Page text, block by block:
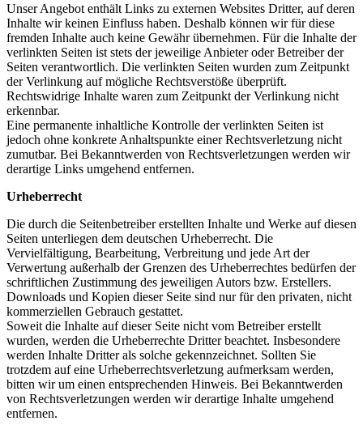
Unser Angebot enthält Links zu externen Websites Dritter, auf deren
Inhalte wir keinen Einfluss haben. Deshalb können wir für diese
fremden Inhalte auch keine Gewähr übernehmen. Für die Inhalte der
verlinkten Seiten ist stets der jeweilige Anbieter oder Betreiber der
Seiten verantwortlich. Die verlinkten Seiten wurden zum Zeitpunkt
der Verlinkung auf mögliche Rechtsverstöße überprüft.
Rechtswidrige Inhalte waren zum Zeitpunkt der Verlinkung nicht
erkennbar.
Eine permanente inhaltliche Kontrolle der verlinkten Seiten ist
jedoch ohne konkrete Anhaltspunkte einer Rechtsverletzung nicht
zumutbar. Bei Bekanntwerden von Rechtsverletzungen werden wir
derartige Links umgehend entfernen.
Urheberrecht
Die durch die Seitenbetreiber erstellten Inhalte und Werke auf diesen
Seiten unterliegen dem deutschen Urheberrecht. Die
Vervielfältigung, Bearbeitung, Verbreitung und jede Art der
Verwertung außerhalb der Grenzen des Urheberrechtes bedürfen der
schriftlichen Zustimmung des jeweiligen Autors bzw. Erstellers.
Downloads und Kopien dieser Seite sind nur für den privaten, nicht
kommerziellen Gebrauch gestattet.
Soweit die Inhalte auf dieser Seite nicht vom Betreiber erstellt
wurden, werden die Urheberrechte Dritter beachtet. Insbesondere
werden Inhalte Dritter als solche gekennzeichnet. Sollten Sie
trotzdem auf eine Urheberrechtsverletzung aufmerksam werden,
bitten wir um einen entsprechenden Hinweis. Bei Bekanntwerden
von Rechtsverletzungen werden wir derartige Inhalte umgehend
entfernen.